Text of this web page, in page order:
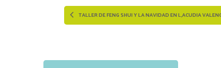
TALLER DE FENG SHUI Y LA NAVIDAD EN L,ACUDIA